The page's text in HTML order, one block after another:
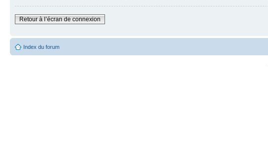
Retour à l’écran de connexion
Index du forum